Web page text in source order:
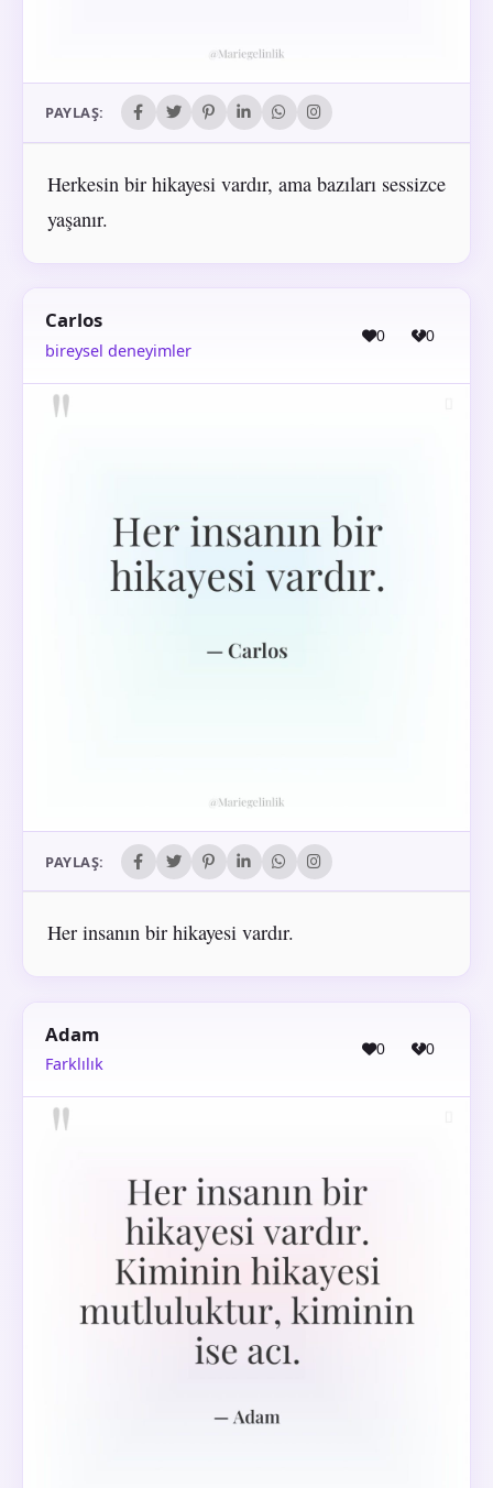
PAYLAŞ:
Herkesin bir hikayesi vardır, ama bazıları sessizce
yaşanır.
Carlos
bireysel deneyimler
0 0
PAYLAŞ:
Her insanın bir hikayesi vardır.
Adam
Farklılık
0 0